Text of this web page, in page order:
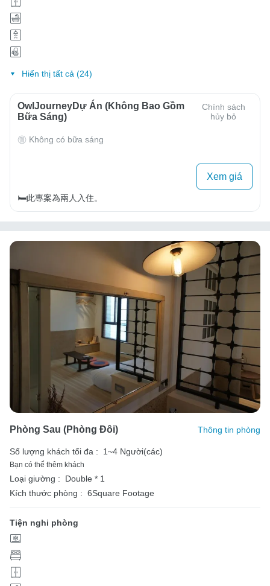
Hiển thị tất cả (24)
OwlJourneyDự Án (Không Bao Gồm
Bữa Sáng)
Chính sách
hủy bỏ
Không có bữa sáng
Xem giá
🛏️此專案為兩人入住。
Phòng Sau (phòng Đôi) Thông tin phòng
Số lượng khách tối đa : 1~4 Người(các)
Bạn có thể thêm khách
Loại giường :
Double * 1
Kích thước phòng : 6Square Footage
Tiện nghi phòng